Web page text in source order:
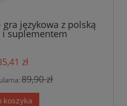
językowa z polską
suplementem
zł
89,90 zł
koszyka